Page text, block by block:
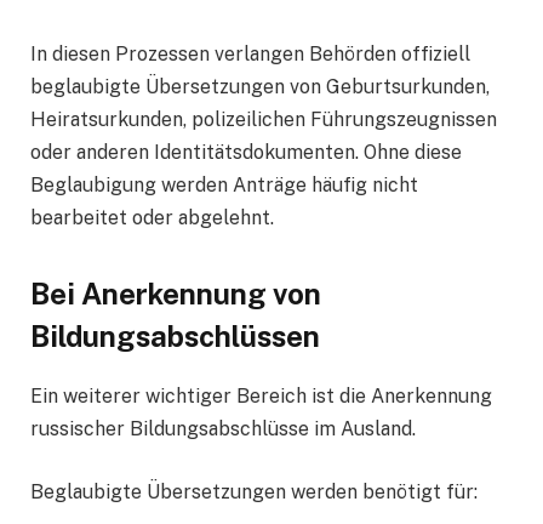
In diesen Prozessen verlangen Behörden offiziell
beglaubigte Übersetzungen von Geburtsurkunden,
Heiratsurkunden, polizeilichen Führungszeugnissen
oder anderen Identitätsdokumenten. Ohne diese
Beglaubigung werden Anträge häufig nicht
bearbeitet oder abgelehnt.
Bei Anerkennung von
Bildungsabschlüssen
Ein weiterer wichtiger Bereich ist die Anerkennung
russischer Bildungsabschlüsse im Ausland.
Beglaubigte Übersetzungen werden benötigt für: